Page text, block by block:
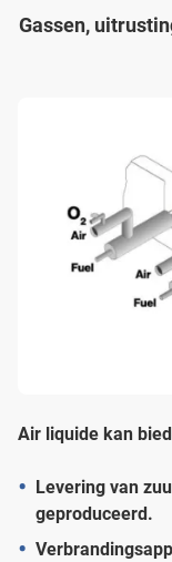
Gassen,
Air liquide kan
Levering van
geproduceerd.